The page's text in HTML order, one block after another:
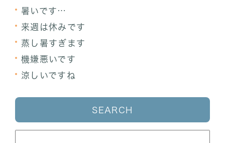
暑いです…
来週は休みです
蒸し暑すぎます
機嫌悪いです
涼しいですね
SEARCH